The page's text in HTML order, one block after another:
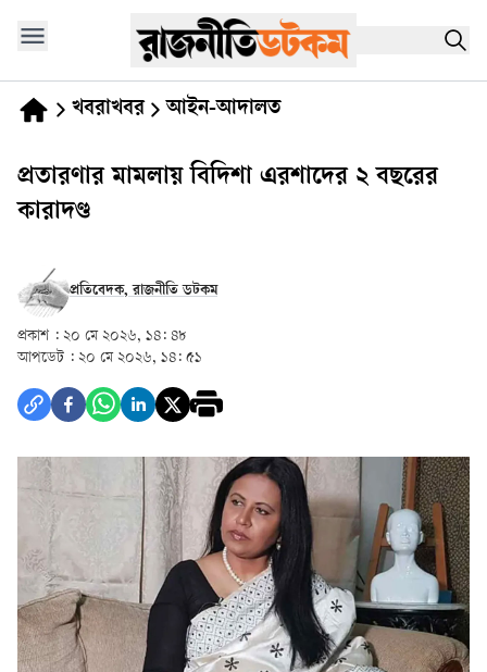
খবরাখবর আইন-আদালত
প্রতারণার মামলায় বিদিশা এরশাদের ২ বছরের
কারাদণ্ড
প্রতিবেদক, রাজনীতি ডটকম
প্রকাশ : ২০ মে ২০২৬, ১৪: ৪৮
আপডেট : ২০ মে ২০২৬, ১৪: ৫১